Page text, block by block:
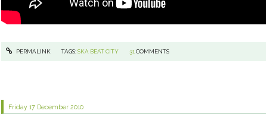
PERMALINK TAGS:SKA BEAT CITY 31 COMMENTS
Friday 17 December 2010